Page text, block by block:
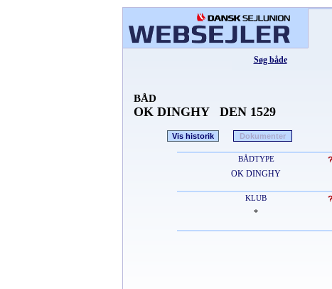
Søg både
BÅD
OK DINGHY DEN 1529
Vis historik Dokumenter
BÅDTYPE
OK DINGHY
KLUB
*